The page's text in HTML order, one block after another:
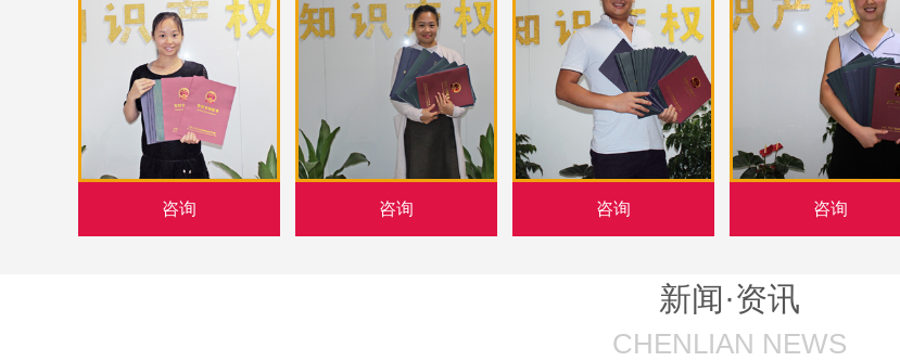
咨询 咨询 咨询 咨询
新闻·资讯
CHENLIAN NEWS